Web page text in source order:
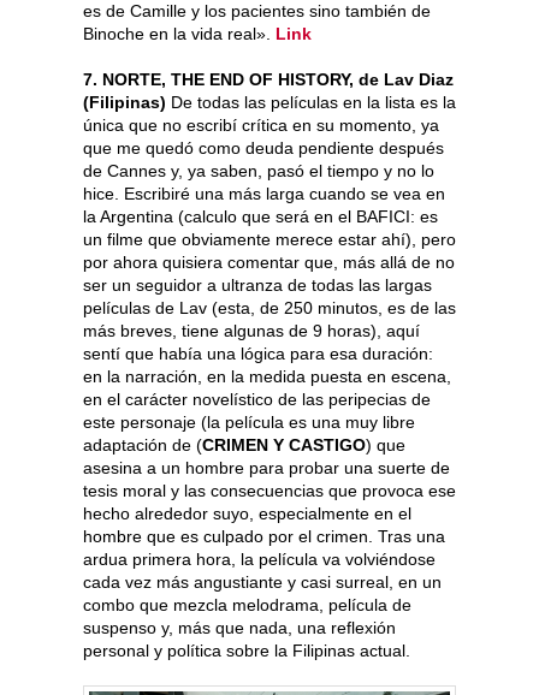
es de Camille y los pacientes sino también de
Binoche en la vida real». Link
7. NORTE, THE END OF HISTORY, de Lav Diaz
(Filipinas) De todas las películas en la lista es la
única que no escribí crítica en su momento, ya
que me quedó como deuda pendiente después
de Cannes y, ya saben, pasó el tiempo y no lo
hice. Escribiré una más larga cuando se vea en
la Argentina (calculo que será en el BAFICI: es
un filme que obviamente merece estar ahí), pero
por ahora quisiera comentar que, más allá de no
ser un seguidor a ultranza de todas las largas
películas de Lav (esta, de 250 minutos, es de las
más breves, tiene algunas de 9 horas), aquí
sentí que había una lógica para esa duración:
en la narración, en la medida puesta en escena,
en el carácter novelístico de las peripecias de
este personaje (la película es una muy libre
adaptación de (CRIMEN Y CASTIGO) que
asesina a un hombre para probar una suerte de
tesis moral y las consecuencias que provoca ese
hecho alrededor suyo, especialmente en el
hombre que es culpado por el crimen. Tras una
ardua primera hora, la película va volviéndose
cada vez más angustiante y casi surreal, en un
combo que mezcla melodrama, película de
suspenso y, más que nada, una reflexión
personal y política sobre la Filipinas actual.